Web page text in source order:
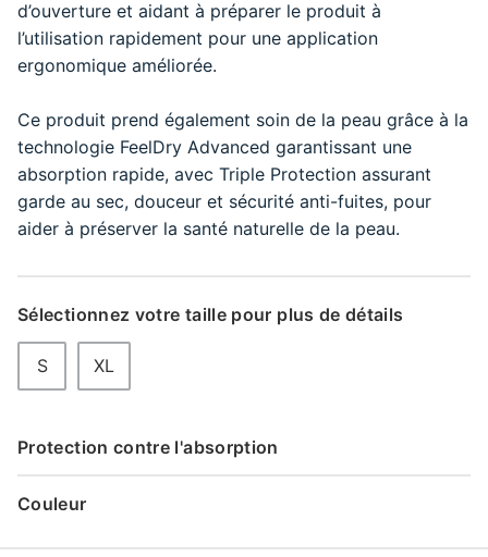
d’ouverture et aidant à préparer le produit à
l’utilisation rapidement pour une application
ergonomique améliorée.
Ce produit prend également soin de la peau grâce à la
technologie FeelDry Advanced garantissant une
absorption rapide, avec Triple Protection assurant
garde au sec, douceur et sécurité anti-fuites, pour
aider à préserver la santé naturelle de la peau.
Sélectionnez votre taille pour plus de détails
S XL
Protection contre l'absorption
Couleur